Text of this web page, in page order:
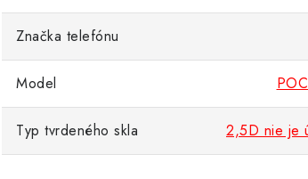
Značka telefónu
Model
Typ tvrdeného skla 2,5D nie je